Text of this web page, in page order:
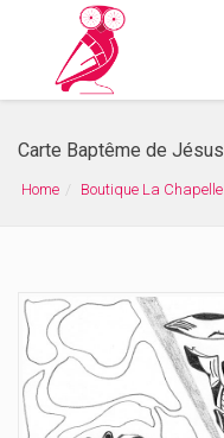
Carte Baptême de Jésus
Home Boutique La Chapelle